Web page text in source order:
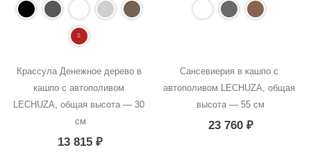
Крассула Денежное дерево в
кашпо с автополивом
LECHUZA, общая высота — 30
см
13 815₽
Сансевиерия в кашпо с
автополивом LECHUZA, общая
высота — 55 см
23 760 ₽